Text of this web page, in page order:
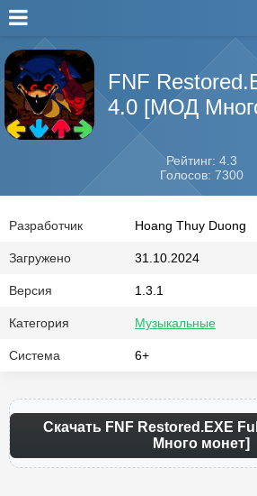
FNF
4.0 [МОД
Рейтинг: 4.3
Голосов: 7300
Разработчик Hoang Thuy Duong
Загружено 31.10.2024
Версия 1.3.1
Категория Музыкальные
Система 6+
Скачать FNF Restored.EXE
Много монет]